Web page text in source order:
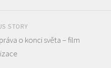
STORY
o konci světa – film